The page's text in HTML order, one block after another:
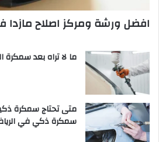
افضل ورشة ومركز اصلاح مازدا
ما لا تراه بعد سمكرة
متى تحتاج سمكرة
سمكرة ذكي في